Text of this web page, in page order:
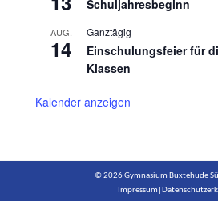
Schuljahresbeginn
AUG.
14
Ganztägig
Einschulungsfeier für
Klassen
Kalender anzeigen
© 2026 Gymnasium Buxtehude
Impressum